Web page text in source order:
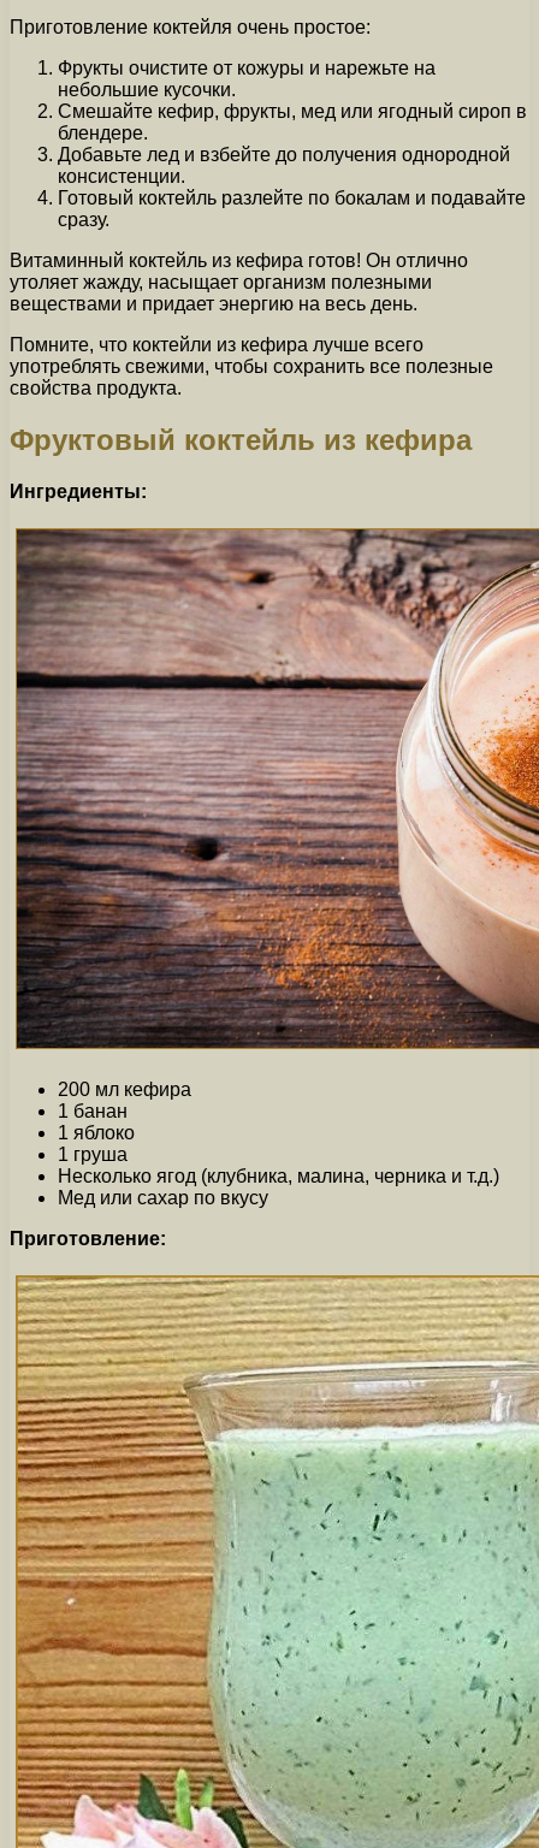
Приготовление коктейля очень простое:
Фрукты очистите от кожуры и нарежьте на
небольшие кусочки.
Смешайте кефир, фрукты, мед или ягодный сироп в
блендере.
Добавьте лед и взбейте до получения однородной
консистенции.
Готовый коктейль разлейте по бокалам и подавайте
сразу.
Витаминный коктейль из кефира готов! Он отлично
утоляет жажду, насыщает организм полезными
веществами и придает энергию на весь день.
Помните, что коктейли из кефира лучше всего
употреблять свежими, чтобы сохранить все полезные
свойства продукта.
Фруктовый коктейль из кефира
Ингредиенты:
200 мл кефира
1 банан
1 яблоко
1 груша
Несколько ягод (клубника, малина, черника и т.д.)
Мед или сахар по вкусу
Приготовление: